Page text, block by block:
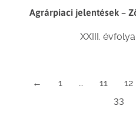
Agrárpiaci jelentések –
XXIII.
← 1 … 11 12
33